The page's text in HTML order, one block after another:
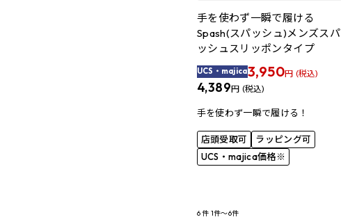
手を使わず一瞬で履ける
Spash(スパッシュ)メンズスパ
ッシュスリッポンタイプ
UCS・majica3,950円 (税込)
4,389円 (税込)
手を使わず一瞬で履ける！
店頭受取可
ラッピング可
UCS・majica価格※
6件 1件～6件